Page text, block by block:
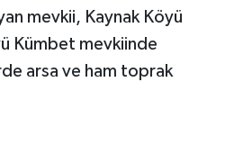
mevkii, Kaynak Köyü
Kümbet mevkiinde
arsa ve ham toprak